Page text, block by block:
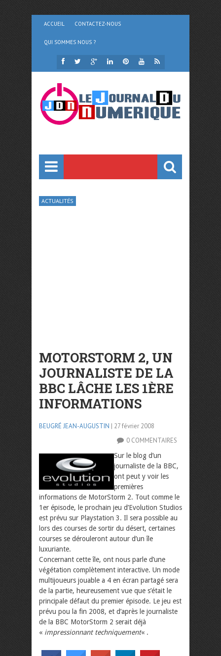
ACCUEIL CONTACTEZ-NOUS
QUI SOMMES NOUS ?
ACTUALITÉS
MOTORSTORM 2, UN
JOURNALISTE DE LA
BBC LÂCHE LES 1ÈRE
INFORMATIONS
BEUGRÉ JEAN-AUGUSTIN | 27 février 2008
0 COMMENTAIRES
Sur le blog d’un
journaliste de la BBC,
ont peut y voir les
premières
informations de MotorStorm 2. Tout comme le
1er épisode, le prochain jeu d’Evolution Studios
est prévu sur Playstation 3. Il sera possible au
lors des courses de sortir du désert, certaines
courses se dérouleront autour d’un île
luxuriante.
Concernant cette île, ont nous parle d’une
végétation complètement interactive. Un mode
multijoueurs jouable a 4 en écran partagé sera
de la partie, heureusement vue que s’était le
principale défaut du premier épisode. Le jeu est
prévu pou la fin 2008, et d’après le journaliste
de la BBC MotorStorm 2 serait déjà
« impressionnant techniquement« .